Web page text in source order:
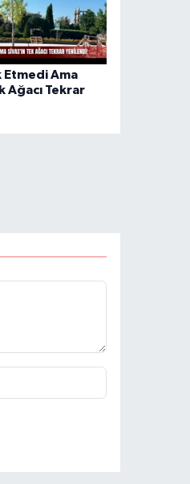
Etmedi Ama
Ağacı Tekrar